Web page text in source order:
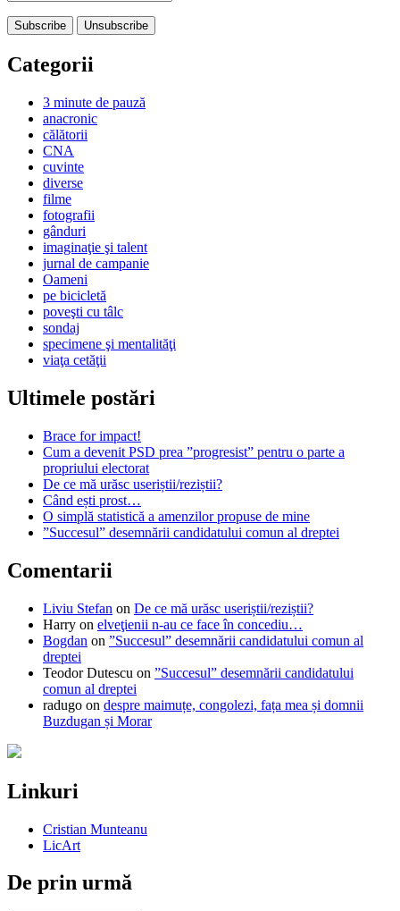
Categorii
3 minute de pauză
anacronic
călătorii
CNA
cuvinte
diverse
filme
fotografii
gânduri
imaginaţie şi talent
jurnal de campanie
Oameni
pe bicicletă
poveşti cu tâlc
sondaj
specimene şi mentalităţi
viaţa cetăţii
Ultimele postări
Brace for impact!
Cum a devenit PSD prea ”progresist” pentru o parte a
propriului electorat
De ce mă urăsc useriștii/reziștii?
Când ești prost…
O simplă statistică a amenzilor propuse de mine
”Succesul” desemnării candidatului comun al dreptei
Comentarii
Liviu Stefan on De ce mă urăsc useriștii/reziștii?
Harry on elveţienii n-au ce face în concediu…
Bogdan on ”Succesul” desemnării candidatului comun al
dreptei
Teodor Dutescu on ”Succesul” desemnării candidatului
comun al dreptei
radugo on despre maimuțe, congolezi, fața mea și domnii
Buzdugan și Morar
Linkuri
Cristian Munteanu
LicArt
De prin urmă